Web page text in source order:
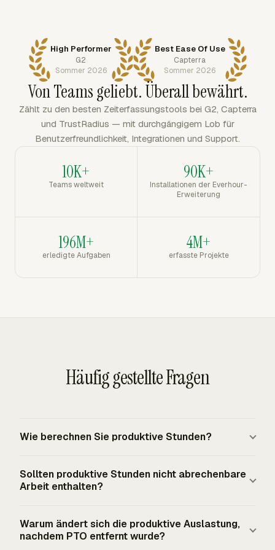
High Performer
G2
Sommer 2026
Best Ease Of Use
Capterra
Sommer 2026
Von Teams geliebt. Überall bewährt.
Zählt zu den besten Zeiterfassungstools bei G2, Capterra
und TrustRadius — mit durchgängigem Lob für
Benutzerfreundlichkeit, Integrationen und Support.
10K+
Teams weltweit
90K+
Installationen der Everhour-
Erweiterung
196M+
erledigte Aufgaben
4M+
erfasste Projekte
Häufig gestellte Fragen
Wie berechnen Sie produktive Stunden?
Zeitraum als produktiv einstuft. Für ein
Lieferunterstützungsarbeit. Schließen Sie PTO, Feiertage,
Krankheitstage, unbezahlten Urlaub, Leerlaufzeit und
Sollten produktive Stunden nicht abrechenbare
Arbeit enthalten?
enthalten, wenn das Unternehmen diese Arbeit als
Warum ändert sich die produktive Auslastung,
nachdem PTO entfernt wurde?